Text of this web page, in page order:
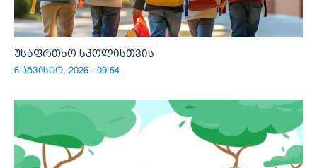
უსაფრთხო სკოლისთვის
6 აგვისტო, 2026 - 09:54